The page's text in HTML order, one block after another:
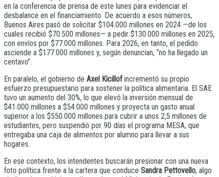
en la conferencia de prensa de este lunes para evidenciar el
desbalance en el financiamiento. De acuerdo a esos números,
Buenos Aires pasó de solicitar $104.000 millones en 2024 —de los
cuales recibió $70.500 millones— a pedir $130.000 millones en 2025,
con envíos por $77.000 millones. Para 2026, en tanto, el pedido
asciende a $177.000 millones y, según denuncian, “no ha llegado un
centavo”.
En paralelo, el gobierno de Axel Kicillofincrementó su propio
esfuerzo presupuestario para sostener la política alimentaria. El SAE
tuvo un aumento del 30%, lo que elevó la inversión mensual de
$41.000 millones a $54.000 millones y proyecta un gasto anual
superior a los $550.000 millones para cubrir a unos 2,5 millones de
estudiantes, pero suspendió por 90 días el programa MESA, que
entregaba una caja de alimentos por alumno para llevar a sus
hogares.
En ese contexto, los intendentes buscarán presionar con una nueva
foto política frente a la cartera que conduce Sandra Pettovello, algo